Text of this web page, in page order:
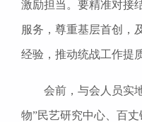
激励担当。要精准对接
服务，尊重基层首创，
经验，推动统战工作提
会前，与会人员实
物”民艺研究中心、百